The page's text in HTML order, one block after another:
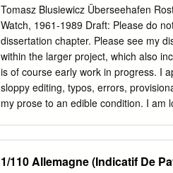
Hauptstraße 27 23992 Neukloster
info@neukloster.deFrank Meier
der Stadt Neukloster und LVB des AV:
Land Gemeinden Ohne eigene
Wirkungskreis Amt
Grevesmühlen
übertragenen Wirkungskreis
Tomasz Blusiewicz Überseehafen
Watch, 1961-1989 Draft: Please do
dissertation chapter. Please see my
within the larger project, which also
is of course early work in progress. I
sloppy editing, typos, errors,
my prose to an edible condition. I am
Bavarian mountain retreat, his career
1/110 Allemagne (Indicatif De